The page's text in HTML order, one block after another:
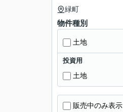
緑町
物件種別
土地
投資用
土地
販売中のみ表示